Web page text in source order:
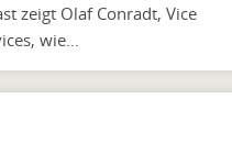
zeigt Olaf Conradt, Vice
wie…